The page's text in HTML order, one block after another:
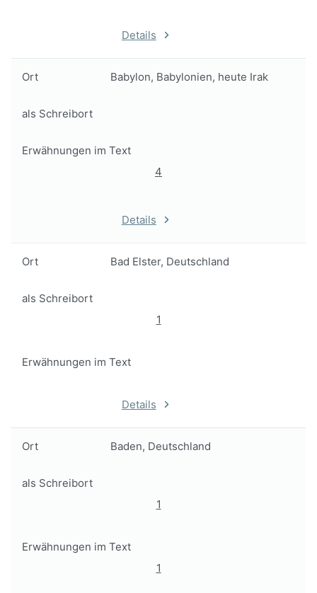
Details
Ort Babylon, Babylonien, heute Irak
als Schreibort
Erwähnungen im Text
4
Details
Ort Bad Elster, Deutschland
als Schreibort
1
Erwähnungen im Text
Details
Ort Baden, Deutschland
als Schreibort
1
Erwähnungen im Text
1